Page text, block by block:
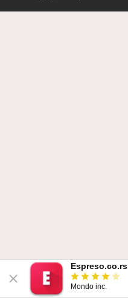
Espreso.co.rs
Mondo inc.